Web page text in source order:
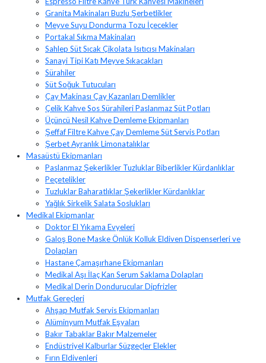
Granita Makinaları Buzlu Şerbetlikler
Meyve Suyu Dondurma Tozu İçecekler
Portakal Sıkma Makinaları
Sahlep Süt Sıcak Çikolata Isıtıcısı Makinaları
Sanayi Tipi Katı Meyve Sıkacakları
Sürahiler
Süt Soğuk Tutucuları
Çay Makinası Çay Kazanları Demlikler
Çelik Kahve Sos Sürahileri Paslanmaz Süt Potları
Üçüncü Nesil Kahve Demleme Ekipmanları
Şeffaf Filtre Kahve Çay Demleme Süt Servis Potları
Şerbet Ayranlık Limonatalıklar
Masaüstü Ekipmanları
Paslanmaz Şekerlikler Tuzluklar Biberlikler Kürdanlıklar
Peçetelikler
Tuzluklar Baharatlıklar Şekerlikler Kürdanlıklar
Yağlık Sirkelik Salata Soslukları
Medikal Ekipmanlar
Doktor El Yıkama Evyeleri
Galoş Bone Maske Önlük Kolluk Eldiven Dispenserleri ve
Dolapları
Hastane Çamaşırhane Ekipmanları
Medikal Aşı İlaç Kan Serum Saklama Dolapları
Medikal Derin Dondurucular Dipfrizler
Mutfak Gereçleri
Ahşap Mutfak Servis Ekipmanları
Alüminyum Mutfak Eşyaları
Bakır Tabaklar Bakır Malzemeler
Endüstriyel Kalburlar Süzgeçler Elekler
Fırın Eldivenleri